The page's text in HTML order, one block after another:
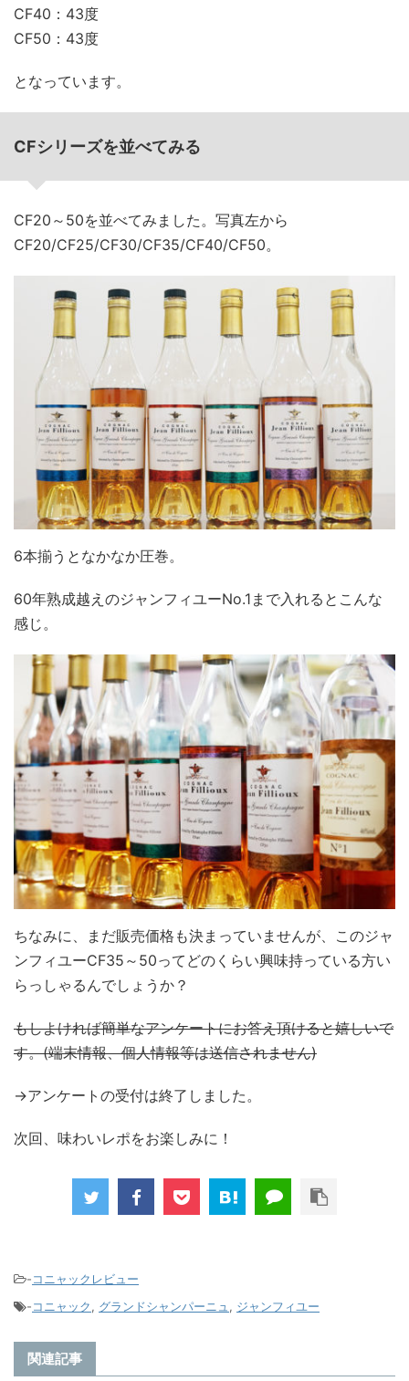
CF40：43度
CF50：43度
となっています。
CFシリーズを並べてみる
CF20～50を並べてみました。写真左から
CF20/CF25/CF30/CF35/CF40/CF50。
6本揃うとなかなか圧巻。
60年熟成越えのジャンフィユーNo.1まで入れるとこんな
感じ。
ちなみに、まだ販売価格も決まっていませんが、このジャ
ンフィユーCF35～50ってどのくらい興味持っている方い
らっしゃるんでしょうか？
もしよければ簡単なアンケートにお答え頂けると嬉しいで
す。(端末情報、個人情報等は送信されません)
→アンケートの受付は終了しました。
次回、味わいレポをお楽しみに！
-コニャックレビュー
-コニャック, グランドシャンパーニュ , ジャンフィユー
関連記事